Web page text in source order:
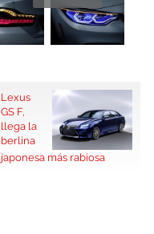
Lexus
GS F,
llega la
berlina
japonesa más rabiosa